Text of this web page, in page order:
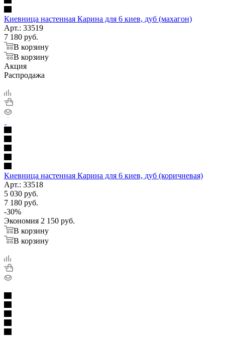
Киевница настенная Карина для 6 киев, дуб (махагон)
Арт.: 33519
7 180 руб.
В корзину
В корзину
Акция
Распродажа
Киевница настенная Карина для 6 киев, дуб (коричневая)
Арт.: 33518
5 030 руб.
7 180 руб.
-30%
Экономия 2 150 руб.
В корзину
В корзину